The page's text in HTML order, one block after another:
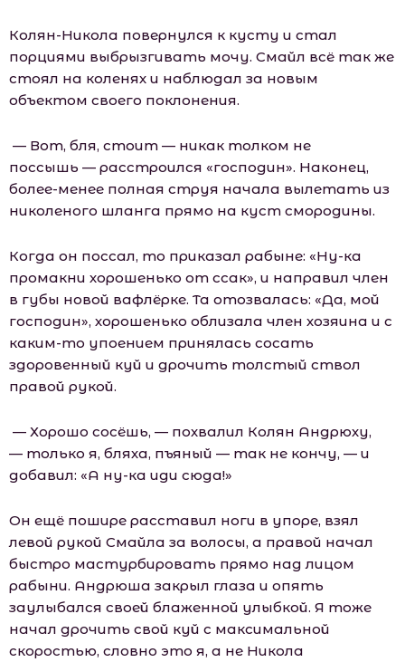
Колян-Никола повернулся к кусту и стал
порциями выбрызгивать мочу. Смайл всё так же
стоял на коленях и наблюдал за новым
объектом своего поклонения.
— Вот, бля, стоит — никак толком не
поссышь — расстроился «господин». Наконец,
более-менее полная струя начала вылетать из
николеного шланга прямо на куст смородины.
Когда он поссал, то приказал рабыне: «Ну-ка
промакни хорошенько от ссак», и направил член
в губы новой вафлёрке. Та отозвалась: «Да, мой
господин», хорошенько облизала член хозяина и с
каким-то упоением принялась сосать
здоровенный куй и дрочить толстый ствол
правой рукой.
— Хорошо сосёшь, — похвалил Колян Андрюху,
— только я, бляха, пъяный — так не кончу, — и
добавил: «А ну-ка иди сюда!»
Он ещё пошире расставил ноги в упоре, взял
левой рукой Смайла за волосы, а правой начал
быстро мастурбировать прямо над лицом
рабыни. Андрюша закрыл глаза и опять
заулыбался своей блаженной улыбкой. Я тоже
начал дрочить свой куй с максимальной
скоростью, словно это я, а не Никола